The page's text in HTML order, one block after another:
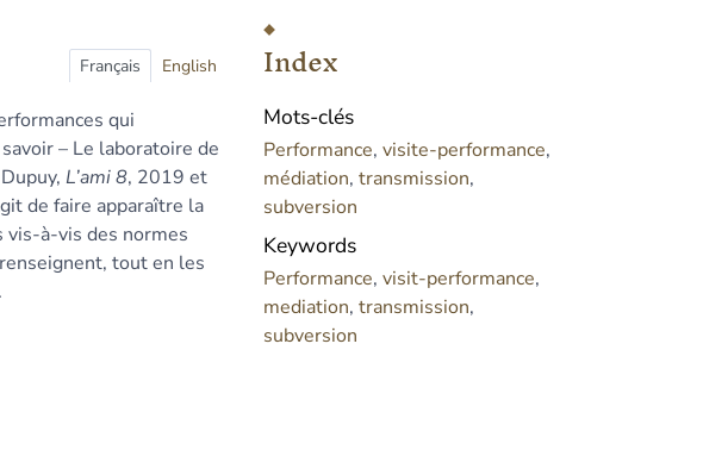
Français English
qui
– Le laboratoire de
L’ami 8, 2019 et
de faire apparaître la
à-vis des normes
tout en les
Index
Mots-clés
Performance,visite-performance,
médiation,transmission,
subversion
Keywords
Performance,visit-performance,
mediation,transmission,
subversion